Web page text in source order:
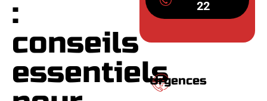
:
conseils
essentiels
22
Urgences